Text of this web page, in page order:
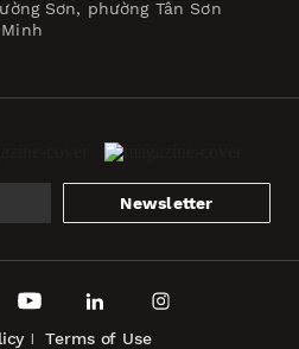
Sơn, phường Tân Sơn
Newsletter
Terms of Use